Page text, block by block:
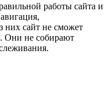
работы сайта и
них сайт не сможет
Они не собирают